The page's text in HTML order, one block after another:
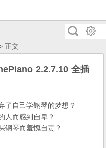
正文
2.2.7.10 全插
了自己学钢琴的梦想？
人而感到自卑？
钢琴而羞愧自责？